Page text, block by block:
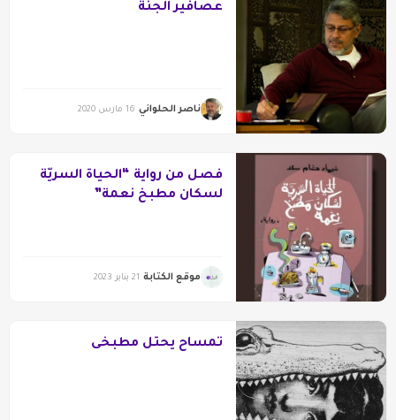
عصافير الجنة
ناصر الحلواني 16 مارس 2020
فصل من رواية “الحياة السريّة
لسكان مطبخ نعمة”
موقع الكتابة 21 يناير 2023
تمساح يحتل مطبخى